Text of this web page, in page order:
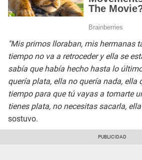
"Mis primos lloraban, mis hermanas
tiempo no va a retroceder y ella se
sabía que había hecho hasta lo
quería plata, ella no quería nada, ella
tiempo para que tú vayas a tomarte
tienes plata, no necesitas sacarla,
sostuvo.